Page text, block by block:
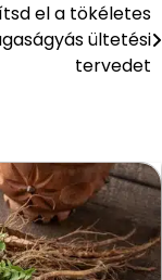
el a tökéletes
ültetési
tervedet